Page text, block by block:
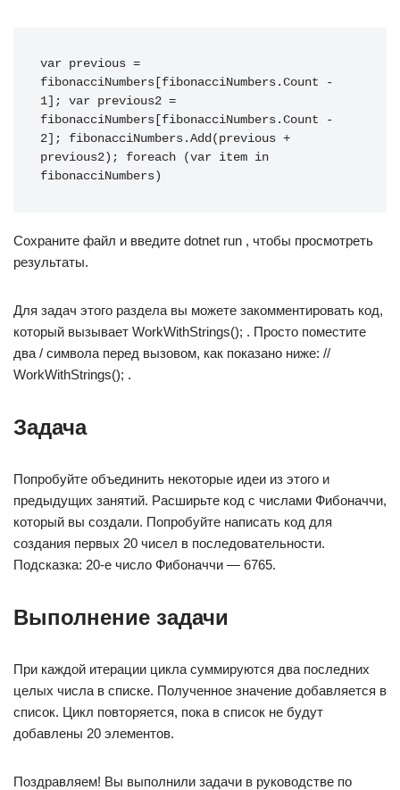
var previous =
fibonacciNumbers[fibonacciNumbers.Count -
1]; var previous2 =
fibonacciNumbers[fibonacciNumbers.Count -
2]; fibonacciNumbers.Add(previous +
previous2); foreach (var item in
fibonacciNumbers)
Сохраните файл и введите dotnet run , чтобы просмотреть
результаты.
Для задач этого раздела вы можете закомментировать код,
который вызывает WorkWithStrings(); . Просто поместите
два / символа перед вызовом, как показано ниже: //
WorkWithStrings(); .
Задача
Попробуйте объединить некоторые идеи из этого и
предыдущих занятий. Расширьте код с числами Фибоначчи,
который вы создали. Попробуйте написать код для
создания первых 20 чисел в последовательности.
Подсказка: 20-е число Фибоначчи — 6765.
Выполнение задачи
При каждой итерации цикла суммируются два последних
целых числа в списке. Полученное значение добавляется в
список. Цикл повторяется, пока в список не будут
добавлены 20 элементов.
Поздравляем! Вы выполнили задачи в руководстве по